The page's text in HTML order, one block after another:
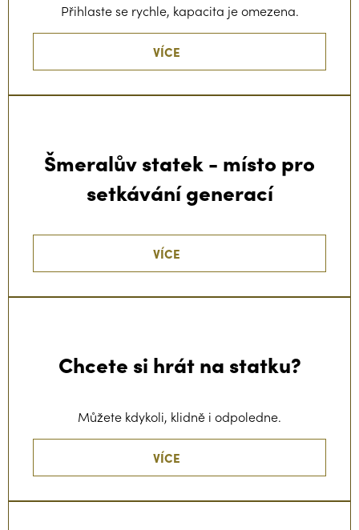
Přihlaste se rychle, kapacita je omezena.
VÍCE
Šmeralův statek - místo pro
setkávání generací
VÍCE
Chcete si hrát na statku?
Můžete kdykoli, klidně i odpoledne.
VÍCE